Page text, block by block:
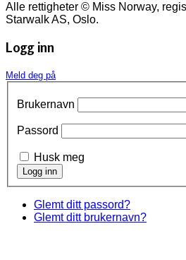
Alle rettigheter © Miss Norway,
Starwalk AS, Oslo.
Logg inn
Meld deg på
Brukernavn
Passord
Husk meg
Glemt ditt passord?
Glemt ditt brukernavn?